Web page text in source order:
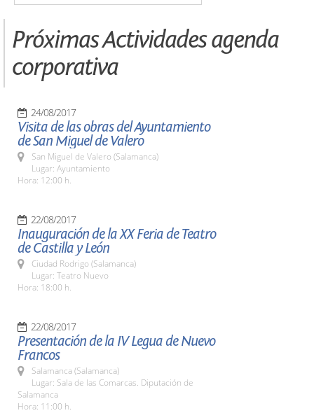
Próximas Actividades agenda
corporativa
24/08/2017
Visita de las obras del Ayuntamiento
de San Miguel de Valero
San Miguel de Valero (Salamanca)
Lugar: Ayuntamiento
Hora: 12:00 h.
22/08/2017
Inauguración de la XX Feria de Teatro
de Castilla y León
Ciudad Rodrigo (Salamanca)
Lugar: Teatro Nuevo
Hora: 18:00 h.
22/08/2017
Presentación de la IV Legua de Nuevo
Francos
Salamanca (Salamanca)
Lugar: Sala de las Comarcas. Diputación de
Salamanca
Hora: 11:00 h.